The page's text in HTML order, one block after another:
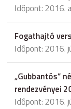
Időpont: 2016.
Fogathajtó
Időpont: 2016.
„Gubbantós”
rendezvényei
Időpont: 2016.